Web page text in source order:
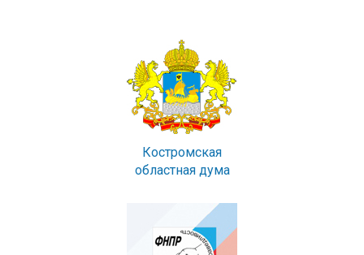
Костромская
областная дума